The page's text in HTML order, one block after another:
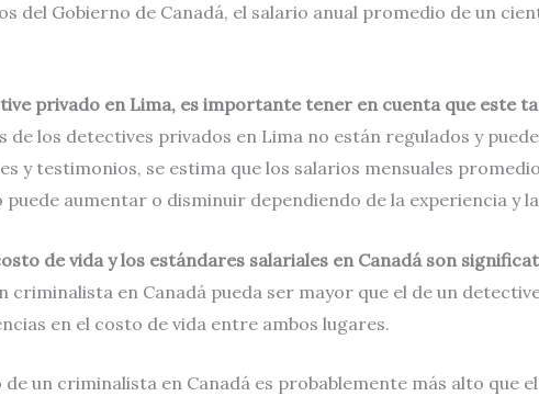
del Gobierno de Canadá, el salario anual promedio de un
privado en Lima, es importante tener en cuenta que este
de los detectives privados en Lima no están regulados y
y testimonios, se estima que los salarios mensuales
puede aumentar o disminuir dependiendo de la experiencia y
de vida y los estándares salariales en Canadá son
criminalista en Canadá pueda ser mayor que el de un
en el costo de vida entre ambos lugares.
un criminalista en Canadá es probablemente más alto que